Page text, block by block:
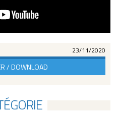
23/11/2020
/ DOWNLOAD